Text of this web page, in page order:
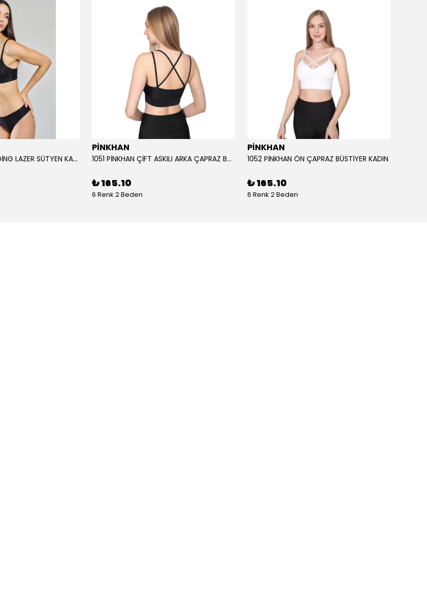
104 YENİ İNCİ BONDİNG LAZER SÜTYEN KADIN
PİNKHAN
1051 PİNKHAN ÇİFT ASKILI ARKA ÇAPRAZ BÜSTİYER KADI
₺ 165.10
6 Renk 2 Beden
PİNKHAN
1052 PİNKHAN ÖN ÇAPRAZ BÜSTİYER KADIN
₺ 165.10
6 Renk 2 Beden